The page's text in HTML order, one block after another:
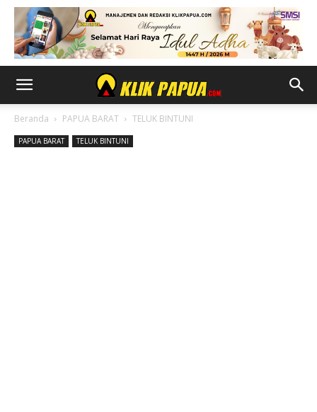
Beranda PAPUA BARAT TELUK BINTUNI
PAPUA BARAT TELUK BINTUNI